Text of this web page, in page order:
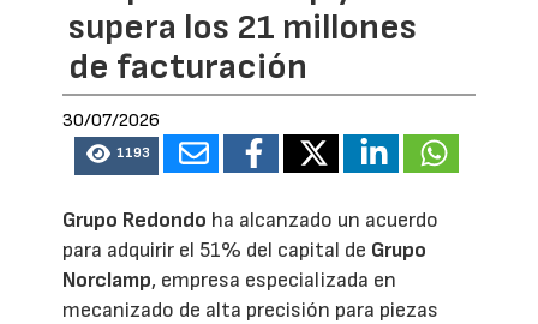
supera los 21 millones
de facturación
30/07/2026
1193
Grupo Redondo ha alcanzado un acuerdo
para adquirir el 51% del capital de Grupo
Norclamp, empresa especializada en
mecanizado de alta precisión para piezas